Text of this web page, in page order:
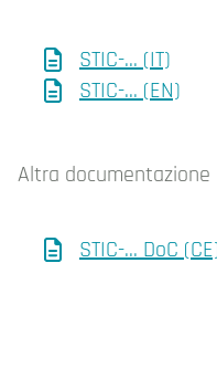
STIC-... (IT)
STIC-... (EN)
Altra documentazione
STIC-... DoC